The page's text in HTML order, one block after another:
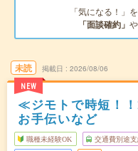
「気になる！」
「面談確約」 や
未読
NEW
掲載日 2026/08/06
≪ジモトで時短！
お手伝いなど
職種未経験OK 交通費別途支